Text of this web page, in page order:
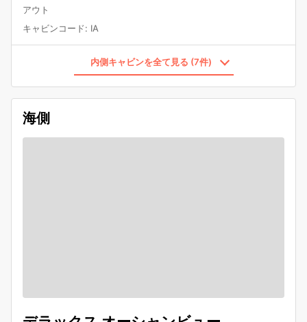
アウト
キャビンコード: IA
内側キャビンを全て見る (7件)
海側